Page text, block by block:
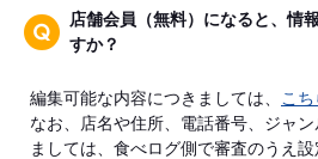
店舗会員（無料）になると、情
すか？
編集可能な内容につきましては、 こち
なお、店名や住所、電話番号、ジャ
ましては、食べログ側で審査のうえ